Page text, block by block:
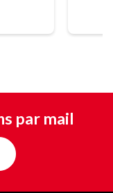
par mail